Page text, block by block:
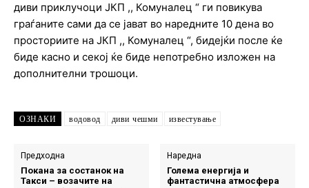
диви приклучоци ЈКП ,, Комуналец “ ги повикува
граѓаните сами да се јават во наредните 10 дена во
просториите на ЈКП ,, Комуналец “, бидејќи после ќе
биде касно и секој ќе биде непотребно изложен на
дополнителни трошоци.
ОЗНАКИ водовод диви чешми известување
Предходна
Покана за состанок на
Такси – возачите на
Наредна
Голема енергија и
фантастична атмосфера